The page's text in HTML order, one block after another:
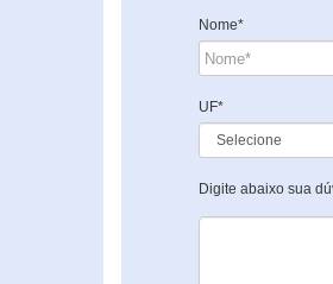
Nome*
UF*
Digite abaixo sua